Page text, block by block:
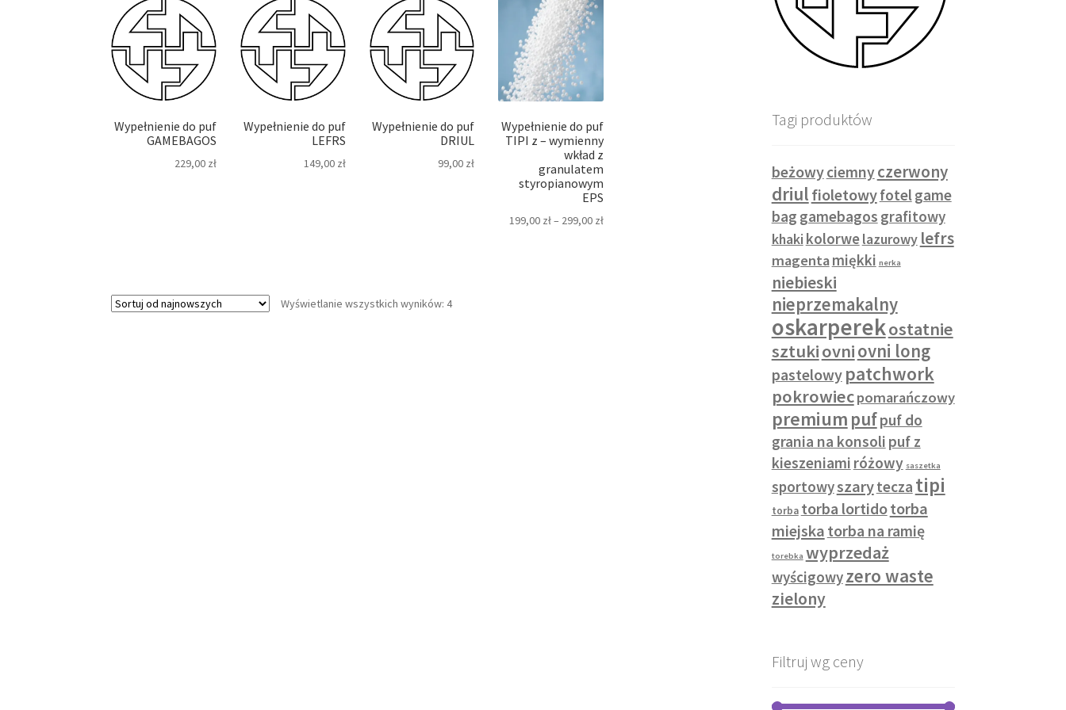
Wypełnienie do puf
GAMEBAGOS
229,00 zł
Wypełnienie do puf
LEFRS
149,00 zł
Wypełnienie do puf
DRIUL
99,00 zł
Wypełnienie do puf
TIPI z – wymienny
wkład z
granulatem
styropianowym
EPS
199,00 zł– 299,00 zł
Wyświetlanie wszystkich wyników: 4Posortowane
Tagi produktów
beżowyciemnyczerwony
driulfioletowyfotelgame
bag gamebagos grafitowy
khaki kolorwelazurowy lefrs
magentamiękki nerka
niebieski
nieprzemakalny
oskarperekostatnie
sztukiovniovni long
pastelowy patchwork
pokrowiecpomarańczowy
premium pufpuf do
grania na konsoli puf z
kieszeniami różowy saszetka
sportowyszarytecza tipi
torba torba lortidotorba
miejska torba na ramię
torebka wyprzedaż
wyścigowyzero waste
zielony
Filtruj wg ceny